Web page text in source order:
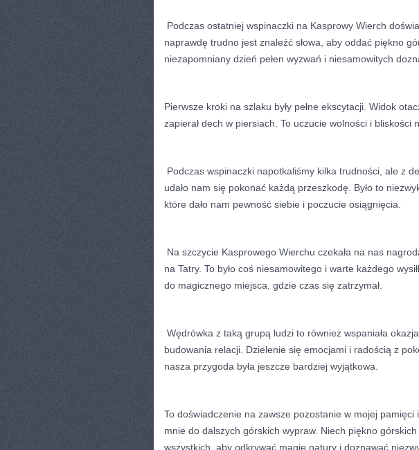
Podczas ostatniej wspinaczki na Kasprowy Wierch
naprawdę trudno jest znaleźć słowa, aby ‌oddać piękno
niezapomniany dzień pełen ‍wyzwań i niesamowitych
‌Pierwsze kroki na szlaku były pełne ekscytacji. Widok
zapierał dech w‍ piersiach. To​ uczucie wolności i bliskości
Podczas wspinaczki napotkaliśmy kilka trudności, ale z
udało nam się pokonać⁤ każdą przeszkodę. Było to
które dało nam pewność siebie i poczucie⁢ osiągnięcia.
Na szczycie Kasprowego Wierchu czekała na nas
na​ Tatry. To było coś niesamowitego i warte każdego
do magicznego miejsca, gdzie czas się zatrzymał.
Wędrówka z taką grupą ludzi to również wspaniała
budowania relacji. ⁢Dzielenie się emocjami i radością z
nasza przygoda była jeszcze bardziej‌ wyjątkowa.
To doświadczenie na zawsze pozostanie w mojej pamięci
mnie do dalszych górskich wypraw. Niech piękno
wszystkich, aby ⁤odkrywać magię natury i doznawać